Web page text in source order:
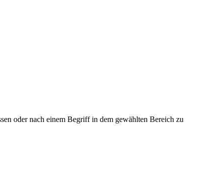
oder nach einem Begriff in dem gewählten Bereich zu